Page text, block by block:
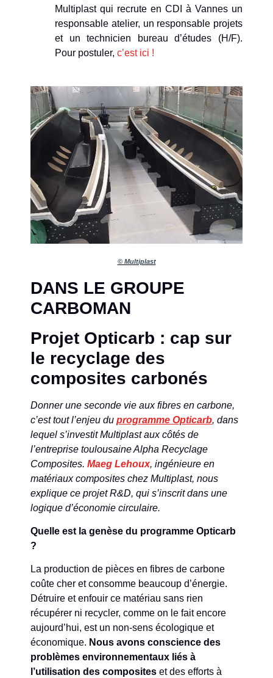
Multiplast qui recrute en CDI à Vannes un
responsable atelier, un responsable projets
et un technicien bureau d’études (H/F).
Pour postuler, c’est ici !
© Multiplast
DANS LE GROUPE
CARBOMAN
Projet Opticarb : cap sur
le recyclage des
composites carbonés
Donner une seconde vie aux fibres en carbone,
c’est tout l’enjeu du programme Opticarb, dans
lequel s’investit Multiplast aux côtés de
l’entreprise toulousaine Alpha Recyclage
Composites. Maeg Lehoux, ingénieure en
matériaux composites chez Multiplast, nous
explique ce projet R&D, qui s’inscrit dans une
logique d’économie circulaire.
Quelle est la genèse du programme Opticarb
?
La production de pièces en fibres de carbone
coûte cher et consomme beaucoup d’énergie.
Détruire et enfouir ce matériau sans rien
récupérer ni recycler, comme on le fait encore
aujourd’hui, est un non-sens écologique et
économique. Nous avons conscience des
problèmes environnementaux liés à
l’utilisation des composites et des efforts à